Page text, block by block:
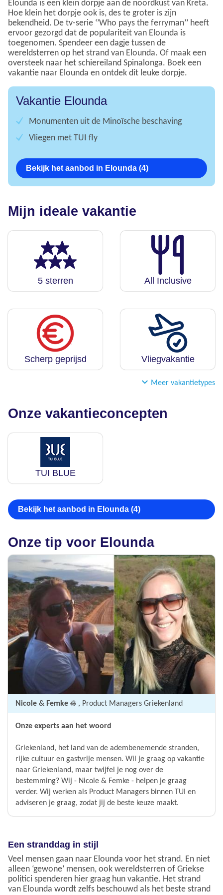
Elounda is een klein dorpje aan de noordkust van Kreta.
Hoe klein het dorpje ook is, des te groter is zijn
bekendheid. De tv-serie ‘’Who pays the ferryman’’ heeft
ervoor gezorgd dat de populariteit van Elounda is
toegenomen. Spendeer een dagje tussen de
wereldsterren op het strand van Elounda. Of maak een
oversteek naar het schiereiland Spinalonga. Boek een
vakantie naar Elounda en ontdek dit leuke dorpje.
Vakantie Elounda
Monumenten uit de Minoïsche beschaving
Vliegen met TUI fly
Bekijk het aanbod in Elounda (4)
Mijn ideale vakantie
5 sterren All Inclusive
Scherp geprijsd Vliegvakantie
Meer vakantietypes
Onze vakantieconcepten
TUI BLUE
Bekijk het aanbod in Elounda (4)
Onze tip voor Elounda
Nicole & Femke ☀️ , Product Managers Griekenland
Onze experts aan het woord
Griekenland, het land van de adembenemende stranden,
rijke cultuur en gastvrije mensen. Wil je graag op vakantie
naar Griekenland, maar twijfel je nog over de
bestemming? Wij - Nicole & Femke - helpen je graag
verder. Wij werken als Product Managers binnen TUI en
adviseren je graag, zodat jij de beste keuze maakt.
Een stranddag in stijl
Veel mensen gaan naar Elounda voor het strand. En niet
alleen ‘gewone’ mensen, ook wereldsterren of Griekse
politici spenderen hier graag hun vakantie. Het strand
van Elounda wordt zelfs beschouwd als het beste strand